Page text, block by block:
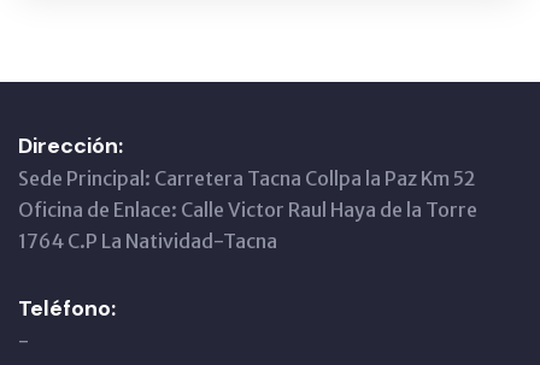
Dirección:
Sede Principal: Carretera Tacna Collpa la Paz Km 52
Oficina de Enlace: Calle Victor Raul Haya de la Torre
1764 C.P La Natividad-Tacna
Teléfono:
-